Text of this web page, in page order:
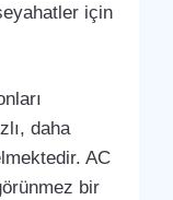
için
daha
AC
bir